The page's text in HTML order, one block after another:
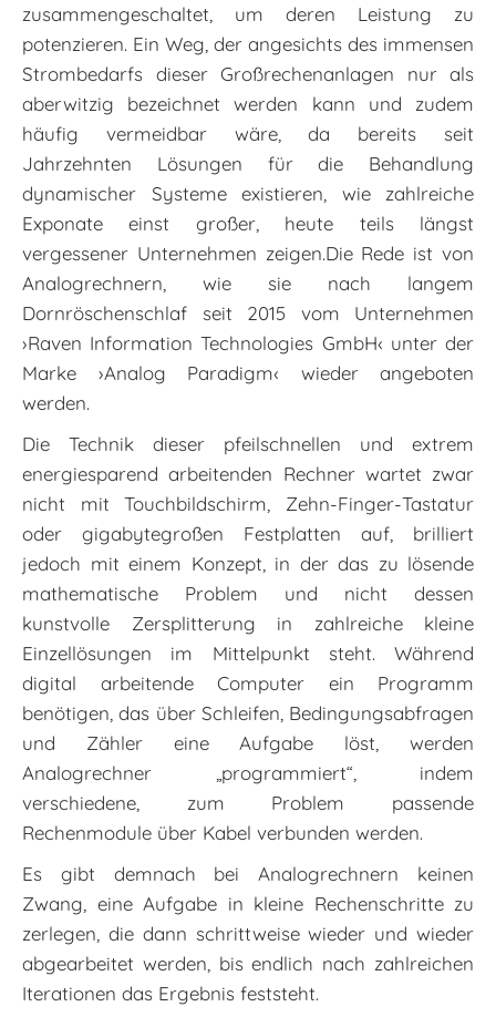
zusammengeschaltet, um deren Leistung zu
potenzieren. Ein Weg, der angesichts des immensen
Strombedarfs dieser Großrechenanlagen nur als
aberwitzig bezeichnet werden kann und zudem
häufig vermeidbar wäre, da bereits seit
Jahrzehnten Lösungen für die Behandlung
dynamischer Systeme existieren, wie zahlreiche
Exponate einst großer, heute teils längst
vergessener Unternehmen zeigen.Die Rede ist von
Analogrechnern, wie sie nach langem
Dornröschenschlaf seit 2015 vom Unternehmen
›Raven Information Technologies GmbH‹ unter der
Marke ›Analog Paradigm‹ wieder angeboten
werden.
Die Technik dieser pfeilschnellen und extrem
energiesparend arbeitenden Rechner wartet zwar
nicht mit Touchbildschirm, Zehn-Finger-Tastatur
oder gigabytegroßen Festplatten auf, brilliert
jedoch mit einem Konzept, in der das zu lösende
mathematische Problem und nicht dessen
kunstvolle Zersplitterung in zahlreiche kleine
Einzellösungen im Mittelpunkt steht. Während
digital arbeitende Computer ein Programm
benötigen, das über Schleifen, Bedingungsabfragen
und Zähler eine Aufgabe löst, werden
Analogrechner „programmiert“, indem
verschiedene, zum Problem passende
Rechenmodule über Kabel verbunden werden.
Es gibt demnach bei Analogrechnern keinen
Zwang, eine Aufgabe in kleine Rechenschritte zu
zerlegen, die dann schrittweise wieder und wieder
abgearbeitet werden, bis endlich nach zahlreichen
Iterationen das Ergebnis feststeht.